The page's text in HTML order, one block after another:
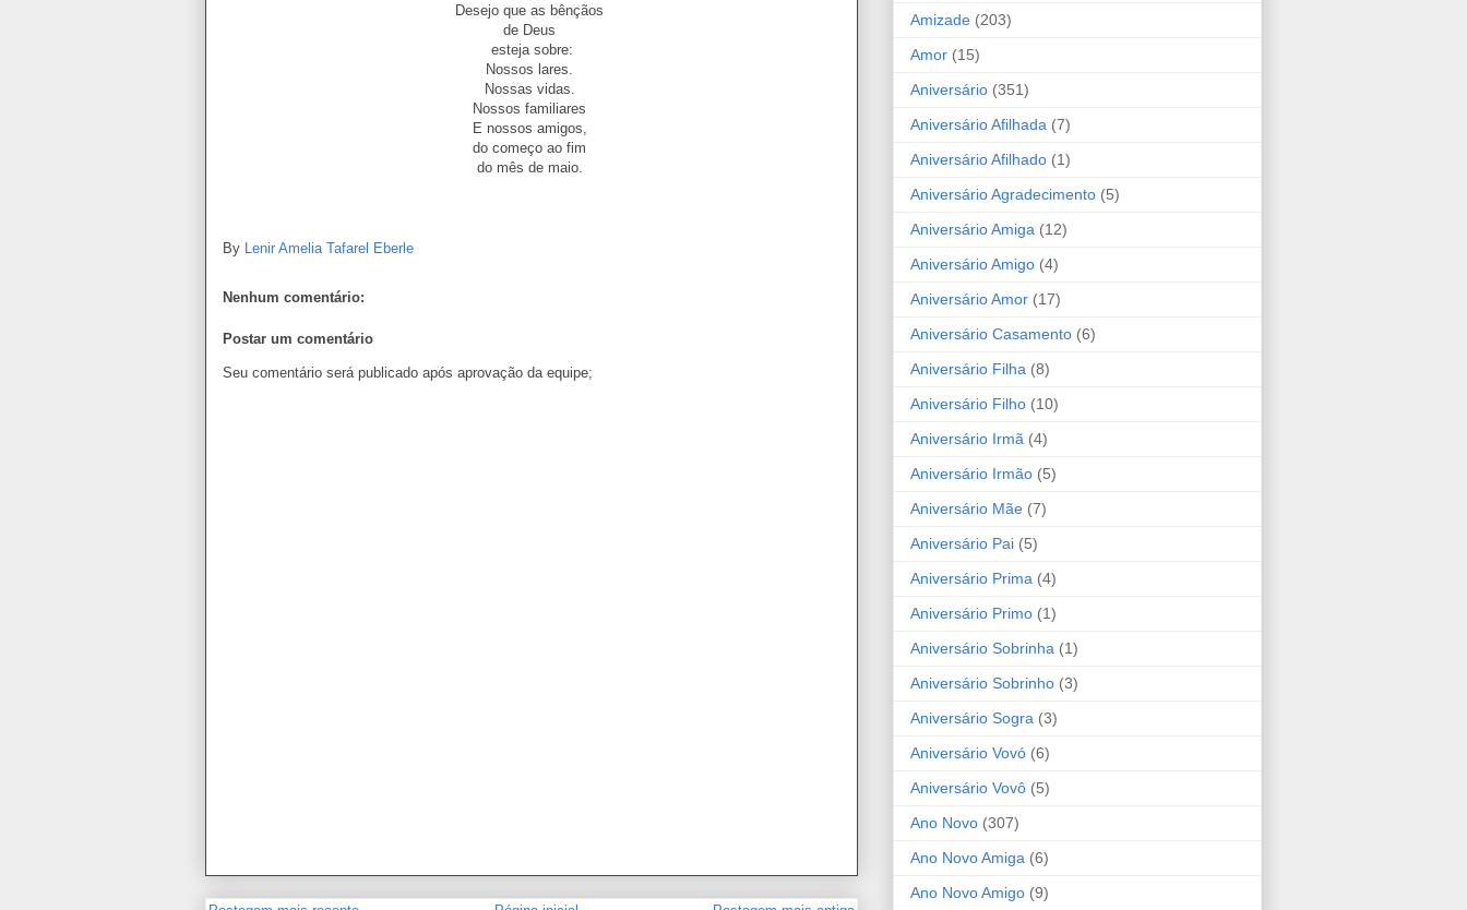
Desejo que as bênçãos
de Deus
esteja sobre:
Nossos lares.
Nossas vidas.
Nossos familiares
E nossos amigos,
do começo ao fim
do mês de maio.
By Lenir Amelia Tafarel Eberle
Nenhum comentário:
Postar um comentário
Seu comentário será publicado após aprovação da equipe;
Amizade (203)
Amor (15)
Aniversário (351)
Aniversário Afilhada (7)
Aniversário Afilhado (1)
Aniversário Agradecimento (5)
Aniversário Amiga (12)
Aniversário Amigo (4)
Aniversário Amor (17)
Aniversário Casamento (6)
Aniversário Filha (8)
Aniversário Filho (10)
Aniversário Irmã (4)
Aniversário Irmão (5)
Aniversário Mãe (7)
Aniversário Pai (5)
Aniversário Prima (4)
Aniversário Primo (1)
Aniversário Sobrinha (1)
Aniversário Sobrinho (3)
Aniversário Sogra (3)
Aniversário Vovó (6)
Aniversário Vovô (5)
Ano Novo (307)
Ano Novo Amiga (6)
Ano Novo Amigo (9)